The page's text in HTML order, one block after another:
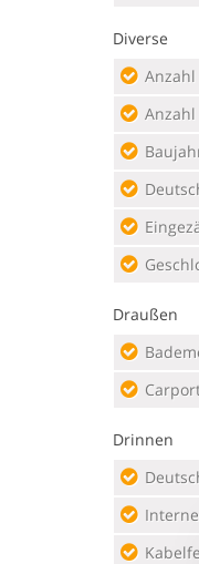
Diverse
Draußen
Drinnen